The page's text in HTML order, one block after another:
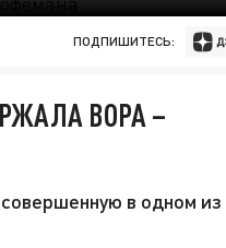
ПОДПИШИТЕСЬ:
ВОРА –
в одном из